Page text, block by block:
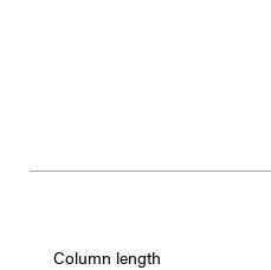
Column length